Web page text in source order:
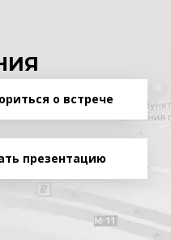
о встрече
презентацию